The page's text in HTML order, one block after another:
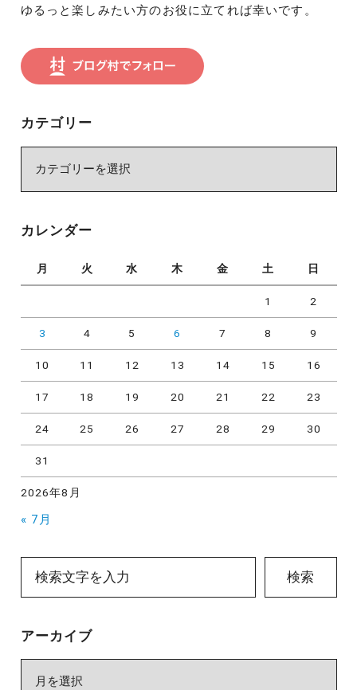
ゆるっと楽しみたい方のお役に立てれば幸いです。
カテゴリー
ー
カレンダー
2026年8月
月 火 水 木 金 土 日
1 2
3 4 5 6 7 8 9
10 11 12 13 14 15 16
17 18 19 20 21 22 23
24 25 26 27 28 29 30
31
« 7月
検索
アーカイブ